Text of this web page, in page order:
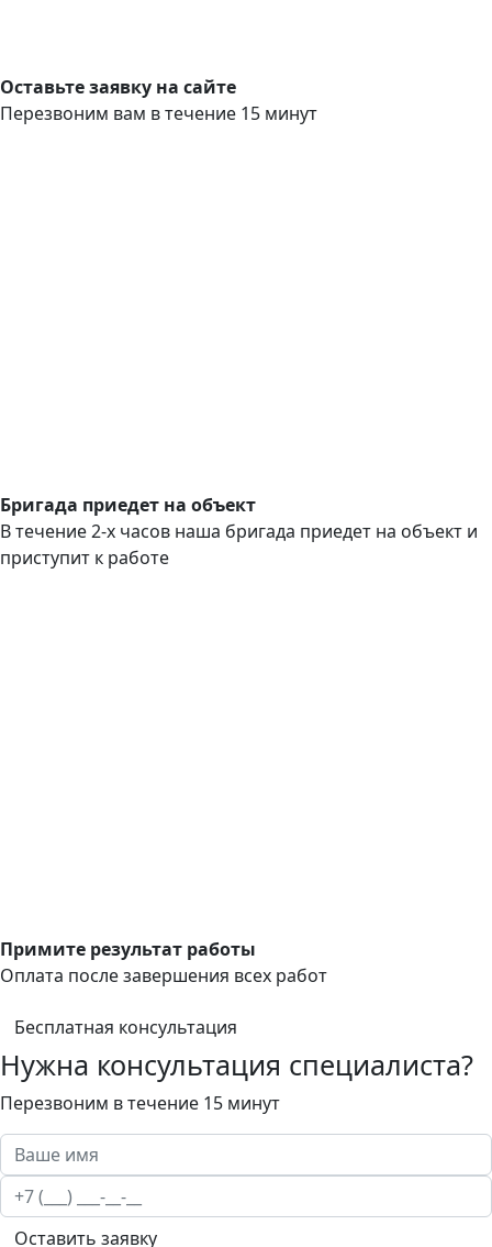
Оставьте заявку на сайте
Перезвоним вам в течение 15 минут
Бригада приедет на объект
В течение 2-х часов наша бригада приедет на объект и
приступит к работе
Примите результат работы
Оплата после завершения всех работ
Бесплатная консультация
Нужна консультация специалиста?
Перезвоним в течение 15 минут
Оставить заявку